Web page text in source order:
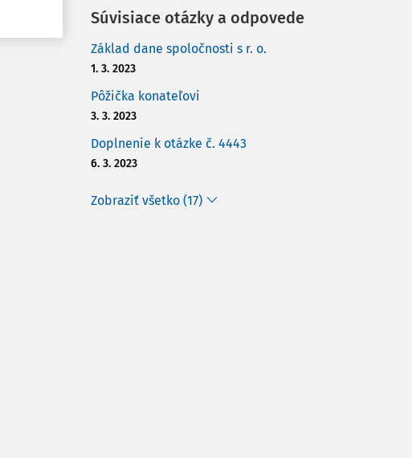
Súvisiace otázky a odpovede
Základ dane spoločnosti s r. o.
1. 3. 2023
Pôžička konateľovi
3. 3. 2023
Doplnenie k otázke č. 4443
6. 3. 2023
Zobraziť všetko (17)